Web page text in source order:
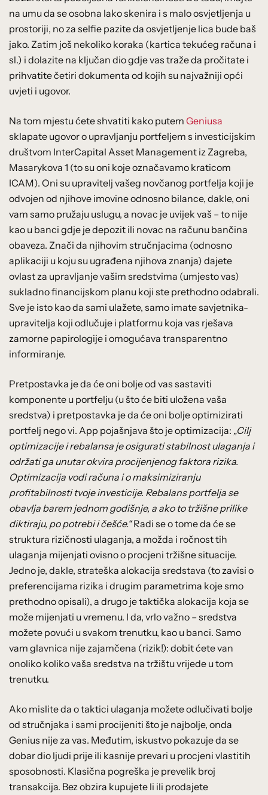
na umu da se osobna lako skenira i s malo osvjetljenja u
prostoriji, no za selfie pazite da osvjetljenje lica bude baš
jako. Zatim još nekoliko koraka (kartica tekućeg računa i
sl.) i dolazite na ključan dio gdje vas traže da pročitate i
prihvatite četiri dokumenta od kojih su najvažniji opći
uvjeti i ugovor.
Na tom mjestu ćete shvatiti kako putem Geniusa
sklapate ugovor o upravljanju portfeljem s investicijskim
društvom InterCapital Asset Management iz Zagreba,
Masarykova 1 (to su oni koje označavamo kraticom
ICAM). Oni su upravitelj vašeg novčanog portfelja koji je
odvojen od njihove imovine odnosno bilance, dakle, oni
vam samo pružaju uslugu, a novac je uvijek vaš – to nije
kao u banci gdje je depozit ili novac na računu bančina
obaveza. Znači da njihovim stručnjacima (odnosno
aplikaciji u koju su ugrađena njihova znanja) dajete
ovlast za upravljanje vašim sredstvima (umjesto vas)
sukladno financijskom planu koji ste prethodno odabrali.
Sve je isto kao da sami ulažete, samo imate savjetnika-
upravitelja koji odlučuje i platformu koja vas rješava
zamorne papirologije i omogućava transparentno
informiranje.
Pretpostavka je da će oni bolje od vas sastaviti
komponente u portfelju (u što će biti uložena vaša
sredstva) i pretpostavka je da će oni bolje optimizirati
portfelj nego vi. App pojašnjava što je optimizacija: „Cilj
optimizacije i rebalansa je osigurati stabilnost ulaganja i
održati ga unutar okvira procijenjenog faktora rizika.
Optimizacija vodi računa i o maksimiziranju
profitabilnosti tvoje investicije. Rebalans portfelja se
obavlja barem jednom godišnje, a ako to tržišne prilike
diktiraju, po potrebi i češće.“Radi se o tome da će se
struktura rizičnosti ulaganja, a možda i ročnost tih
ulaganja mijenjati ovisno o procjeni tržišne situacije.
Jedno je, dakle, strateška alokacija sredstava (to zavisi o
preferencijama rizika i drugim parametrima koje smo
prethodno opisali), a drugo je taktička alokacija koja se
može mijenjati u vremenu. I da, vrlo važno – sredstva
možete povući u svakom trenutku, kao u banci. Samo
vam glavnica nije zajamčena (rizik!): dobit ćete van
onoliko koliko vaša sredstva na tržištu vrijede u tom
trenutku.
Ako mislite da o taktici ulaganja možete odlučivati bolje
od stručnjaka i sami procijeniti što je najbolje, onda
Genius nije za vas. Međutim, iskustvo pokazuje da se
dobar dio ljudi prije ili kasnije prevari u procjeni vlastitih
sposobnosti. Klasična pogreška je prevelik broj
transakcija. Bez obzira kupujete li ili prodajete